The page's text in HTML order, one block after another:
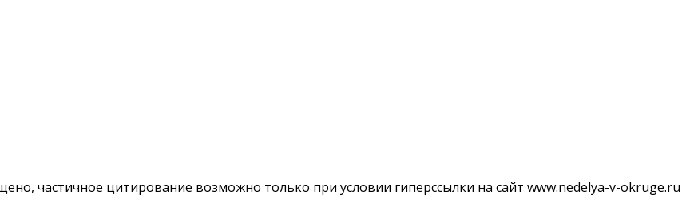
частичное цитирование возможно только при условии гиперссылки на сайт www.nedelya-v-okruge.ru